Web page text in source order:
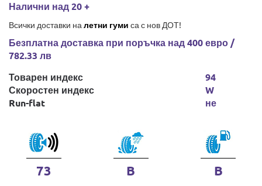
Налични над 20 +
Всички доставки на летни гуми са с нов ДОТ!
Безплатна доставка при поръчка над 400 евро /
782.33 лв
Товарен индекс
Скоростен индекс
Run-flat
94
W
не
73 B B